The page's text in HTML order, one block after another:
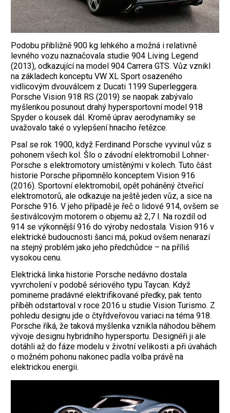
Podobu přibližně 900 kg lehkého a možná i relativně
levného vozu naznačovala studie 904 Living Legend
(2013), odkazující na model 904 Carrera GTS. Vůz vznikl
na základech konceptu VW XL Sport osazeného
vidlicovým dvouválcem z Ducati 1199 Super­leggera.
Porsche Vision 918 RS (2019) se naopak zabývalo
myšlenkou posunout drahý hypersportovní model 918
Spyder o kousek dál. Kromě úprav aerodynamiky se
uvažovalo také o vylepšení hnacího řetězce.
Psal se rok 1900, když Ferdinand Porsche vyvinul vůz s
pohonem všech kol. Šlo o závodní elektromobil Lohner-
Porsche s elektromotory umístěnými v kolech. Tuto část
historie Porsche připomnělo konceptem Vision 916
(2016). Sportovní elektromobil, opět poháněný čtveřicí
elektromotorů, ale odkazuje na ještě jeden vůz, a sice na
Porsche 916. V jeho případě je řeč o lidové 914, ovšem se
šestiválcovým motorem o objemu až 2,7 l. Na rozdíl od
914 se výkonnější 916 do výroby nedostala. Vision 916 v
elektrické budoucnosti šanci má, pokud ovšem nenarazí
na stejný problém jako jeho předchůdce – na příliš
vysokou cenu.
Elektrická linka historie Porsche nedávno dostala
vyvrcholení v podobě sériového typu Taycan. Když
pomineme pradávné elektrifikované předky, pak tento
příběh odstartoval v roce 2016 u studie Vision Turismo. Z
pohledu designu jde o čtyřdveřovou variaci na téma 918.
Porsche říká, že taková myšlenka vznikla náhodou během
vývoje designu hybridního hypersportu. Designéři ji ale
dotáhli až do fáze modelu v životní velikosti a při úvahách
o možném pohonu nakonec padla volba právě na
elektrickou energii.